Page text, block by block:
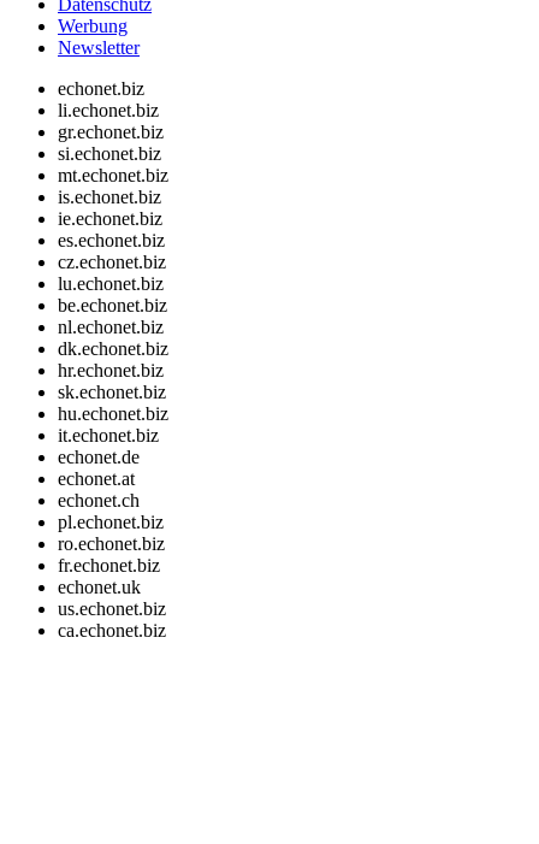
Werbung
Newsletter
echonet.biz
li.echonet.biz
gr.echonet.biz
si.echonet.biz
mt.echonet.biz
is.echonet.biz
ie.echonet.biz
es.echonet.biz
cz.echonet.biz
lu.echonet.biz
be.echonet.biz
nl.echonet.biz
dk.echonet.biz
hr.echonet.biz
sk.echonet.biz
hu.echonet.biz
it.echonet.biz
echonet.de
echonet.at
echonet.ch
pl.echonet.biz
ro.echonet.biz
fr.echonet.biz
echonet.uk
us.echonet.biz
ca.echonet.biz